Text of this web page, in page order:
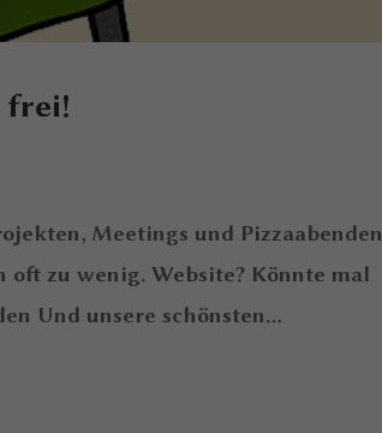
frei!
Meetings und Pizzaabenden
zu wenig. Website? Könnte mal
Und unsere schönsten...